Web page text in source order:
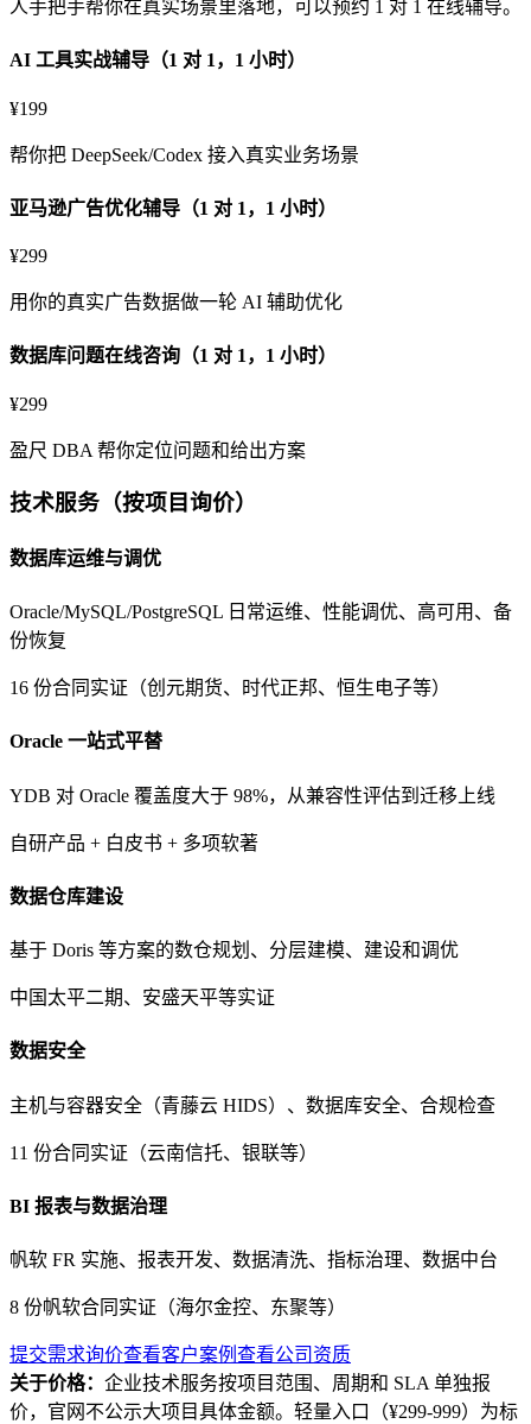
人手把手帮你在真实场景里落地，可以预约 1 对 1 在线辅导。
AI 工具实战辅导（1 对 1，1 小时）
¥199
帮你把 DeepSeek/Codex 接入真实业务场景
亚马逊广告优化辅导（1 对 1，1 小时）
¥299
用你的真实广告数据做一轮 AI 辅助优化
数据库问题在线咨询（1 对 1，1 小时）
¥299
盈尺 DBA 帮你定位问题和给出方案
技术服务（按项目询价）
数据库运维与调优
Oracle/MySQL/PostgreSQL 日常运维、性能调优、高可用、备
份恢复
16 份合同实证（创元期货、时代正邦、恒生电子等）
Oracle 一站式平替
YDB 对 Oracle 覆盖度大于 98%，从兼容性评估到迁移上线
自研产品 + 白皮书 + 多项软著
数据仓库建设
基于 Doris 等方案的数仓规划、分层建模、建设和调优
中国太平二期、安盛天平等实证
数据安全
主机与容器安全（青藤云 HIDS）、数据库安全、合规检查
11 份合同实证（云南信托、银联等）
BI 报表与数据治理
帆软 FR 实施、报表开发、数据清洗、指标治理、数据中台
8 份帆软合同实证（海尔金控、东聚等）
提交需求询价查看客户案例 查看公司资质
关于价格： 企业技术服务按项目范围、周期和 SLA 单独报
价，官网不公示大项目具体金额。轻量入口（¥299-999）为标